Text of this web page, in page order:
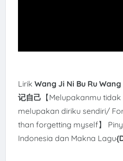
Lirik Wang Ji Ni Bu Ru
记自己 【Melupakanmu
melupakan diriku sendiri/
than forgetting myself】
Indonesia dan Makna Lagu